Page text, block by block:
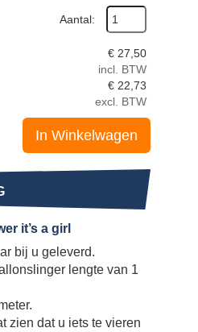
Aantal:
€ 27,50
incl. BTW
€ 22,73
excl. BTW
In Winkelwagen
it’s a girl
bij u geleverd.
lengte van 1
zien dat u iets te vieren